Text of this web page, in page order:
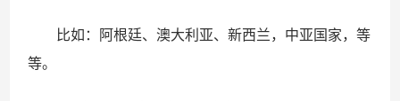
比如：阿根廷、澳大利亚、新西兰，中亚国家，等
等。